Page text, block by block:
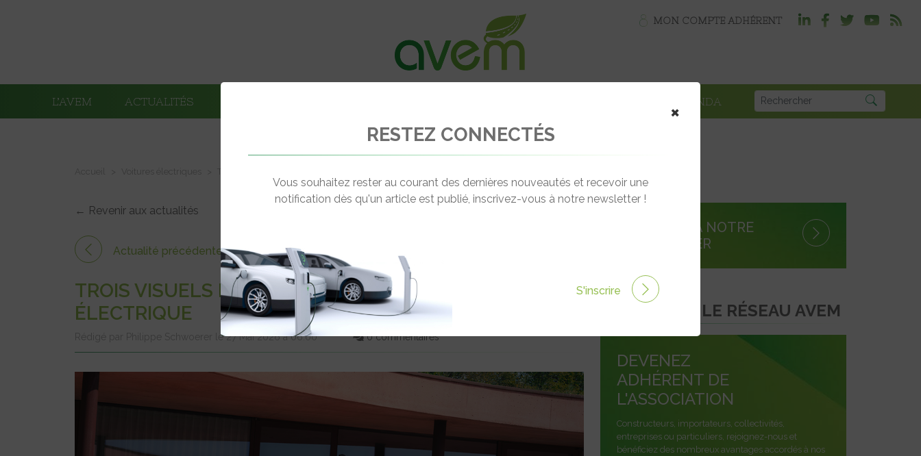
MON COMPTE ADHÉRENT
L’AVEM ACTUALITÉS AGENDA
← Revenir aux actualités
Actualité précédente
TROIS VISUELS DE LA FUTURE LANCIA GAMMA
ÉLECTRIQUE
Rédigé par Philippe Schwoerer le 27 Mai 2026 à 06:00 0 commentaires
S'INSCRIRE À NOTRE
NEWSLETTER
REJOINDRE LE RÉSEAU AVEM
DEVENEZ
ADHÉRENT DE
L'ASSOCIATION
Constructeurs, importateurs, collectivités,
entreprises ou particuliers, rejoignez-nous et
bénéficiez des nombreux avantages accordés à nos
×
RESTEZ CONNECTÉS
Vous souhaitez rester au courant des dernières nouveautés et recevoir une
notification dès qu'un article est publié, inscrivez-vous à notre newsletter !
S'inscrire